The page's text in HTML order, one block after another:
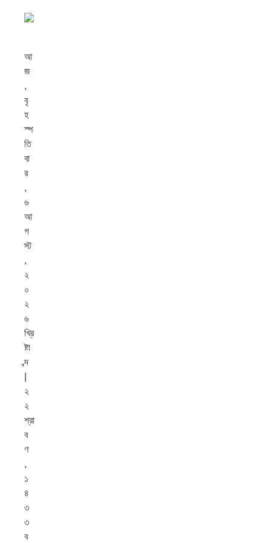
আ
জ
,
বৃ
হ
স্প
তি
বা
র
,
৬
আ
গ
স্ট
,
২
০
২
৬
খ্রি
ষ্টা
ব্দ
২
২
শ্রা
ব
ণ
,
১
৪
৩
৩
ব